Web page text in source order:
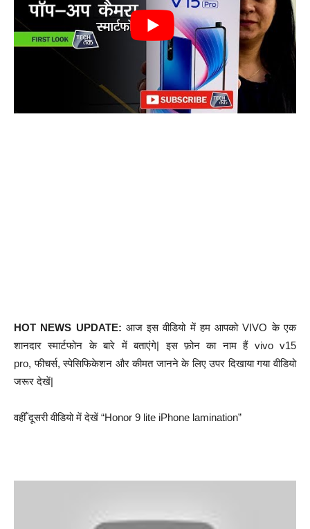
HOT NEWS UPDATE: आज इस वीडियो में हम आपको VIVO के एक
शानदार स्मार्टफोन के बारे में बताएंगे| इस फ़ोन का नाम हैं vivo v15
pro, फीचर्स, स्पेसिफिकेशन और कीमत जानने के लिए उपर दिखाया गया वीडियो
जरूर देखें|
वहीँ दूसरी वीडियो में देखें “Honor 9 lite iPhone lamination”